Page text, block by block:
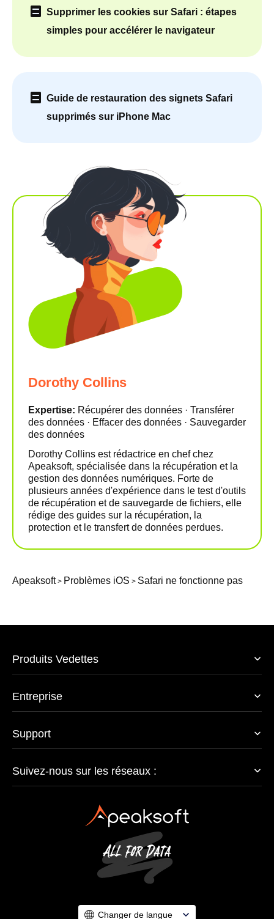
Supprimer les cookies sur Safari : étapes
simples pour accélérer le navigateur
Guide de restauration des signets Safari
supprimés sur iPhone Mac
Dorothy Collins
Expertise: Récupérer des données · Transférer
des données · Effacer des données · Sauvegarder
des données
Dorothy Collins est rédactrice en chef chez
Apeaksoft, spécialisée dans la récupération et la
gestion des données numériques. Forte de
plusieurs années d'expérience dans le test d'outils
de récupération et de sauvegarde de fichiers, elle
rédige des guides sur la récupération, la
protection et le transfert de données perdues.
Apeaksoft> Problèmes iOS > Safari ne fonctionne pas
Produits Vedettes
Entreprise
Support
Suivez-nous sur les réseaux :
Changer de langue